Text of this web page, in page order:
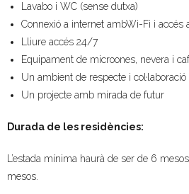
Lavabo i WC (sense dutxa)
Connexió a internet ambWi-Fi i accés
Lliure accés 24/7
Equipament de microones, nevera i
Un ambient de respecte i col·laboració
Un projecte amb mirada de futur
Durada de les residències:
L’estada mínima haurà de ser de 6
mesos.